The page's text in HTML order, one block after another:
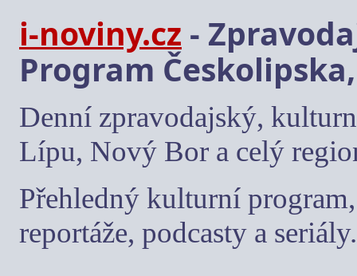
i-noviny.cz -
Program
Denní zpravodajský,
Lípu, Nový Bor a celý
Přehledný kulturní
reportáže, podcasty a seriály.